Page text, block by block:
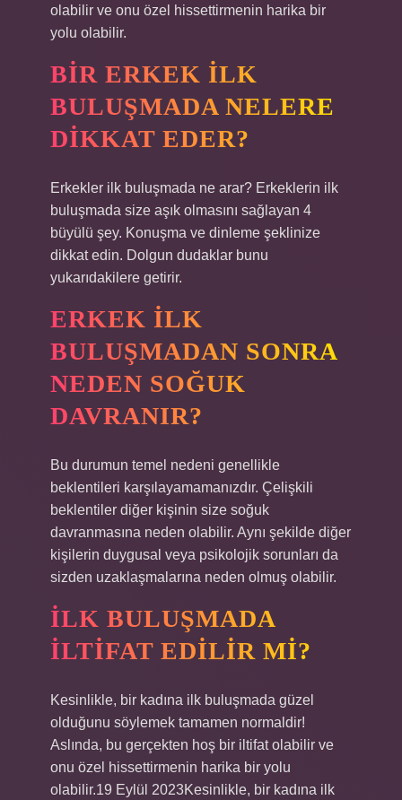
olabilir ve onu özel hissettirmenin harika bir
yolu olabilir.
BIR ERKEK ILK
BULUŞMADA NELERE
DIKKAT EDER?
Erkekler ilk buluşmada ne arar? Erkeklerin ilk
buluşmada size aşık olmasını sağlayan 4
büyülü şey. Konuşma ve dinleme şeklinize
dikkat edin. Dolgun dudaklar bunu
yukarıdakilere getirir.
ERKEK ILK
BULUŞMADAN SONRA
NEDEN SOĞUK
DAVRANIR?
Bu durumun temel nedeni genellikle
beklentileri karşılayamamanızdır. Çelişkili
beklentiler diğer kişinin size soğuk
davranmasına neden olabilir. Aynı şekilde diğer
kişilerin duygusal veya psikolojik sorunları da
sizden uzaklaşmalarına neden olmuş olabilir.
İLK BULUŞMADA
ILTIFAT EDILIR MI?
Kesinlikle, bir kadına ilk buluşmada güzel
olduğunu söylemek tamamen normaldir!
Aslında, bu gerçekten hoş bir iltifat olabilir ve
onu özel hissettirmenin harika bir yolu
olabilir.19 Eylül 2023Kesinlikle, bir kadına ilk